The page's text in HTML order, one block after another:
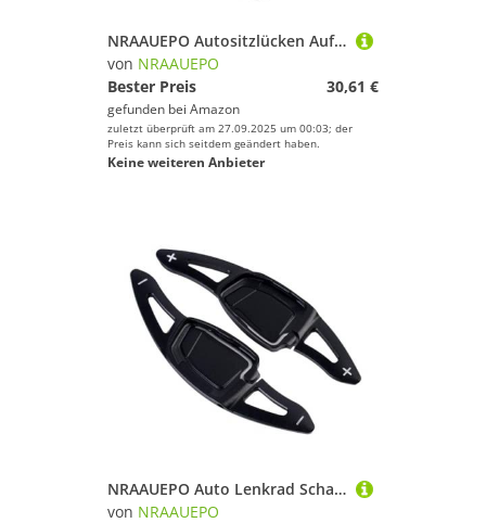
NRAAUEPO Autositzlücken Aufbewahrungsbox für Seat Altea Toledo 1997-2007 Auto Leder Getränkehalter Lücke Tasche Sitze Lücke Füller Organizer Innen Zubehör
von NRAAUEPO
Bester Preis
30,61 €
gefunden bei Amazon
zuletzt überprüft am 27.09.2025 um 00:03; der
Preis kann sich seitdem geändert haben.
Keine weiteren Anbieter
NRAAUEPO Auto Lenkrad Schaltwippen für Audi RS4 2020-2023 Auto Lenkrad Schaltwippen Extensions Abdeckung 2 stücke Aluminium Teile
von NRAAUEPO